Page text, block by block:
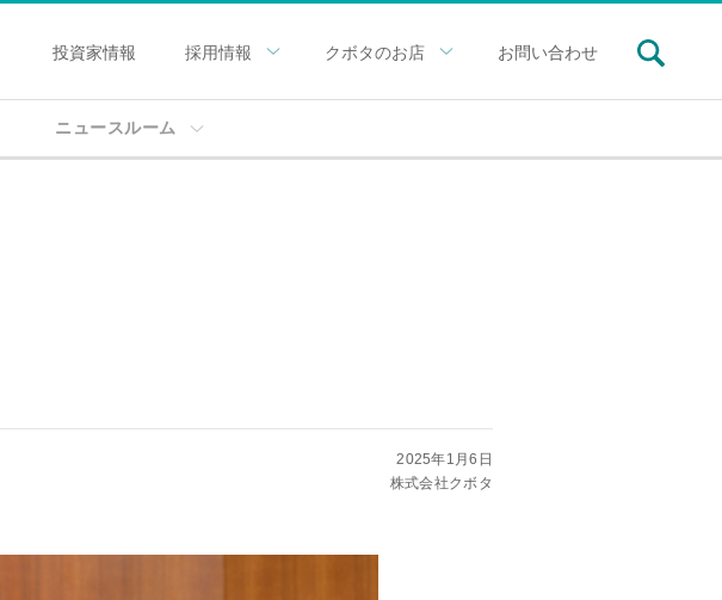
投資家情報 採用情報 クボタのお店 お問い合わせ
ニュースルーム
2025年1月6日
株式会社クボタ